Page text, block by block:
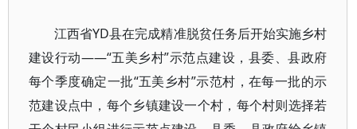
江西省YD县在完成精准脱贫任务后开始实施乡村
建设行动——“五美乡村”示范点建设，县委、县政府
每个季度确定一批“五美乡村”示范村，在每一批的示
范建设点中，每个乡镇建设一个村，每个村则选择若